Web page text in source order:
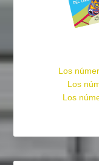
Los
Los
Los